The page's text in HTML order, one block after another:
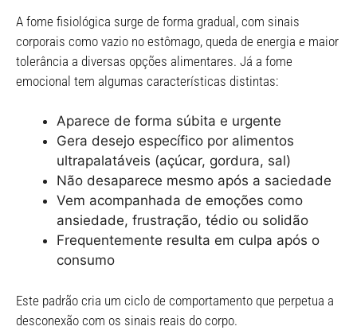
A fome fisiológica surge de forma gradual, com sinais
corporais como vazio no estômago, queda de energia e maior
tolerância a diversas opções alimentares. Já a fome
emocional tem algumas características distintas:
Aparece de forma súbita e urgente
Gera desejo específico por alimentos
ultrapalatáveis (açúcar, gordura, sal)
Não desaparece mesmo após a saciedade
Vem acompanhada de emoções como
ansiedade, frustração, tédio ou solidão
Frequentemente resulta em culpa após o
consumo
Este padrão cria um ciclo de comportamento que perpetua a
desconexão com os sinais reais do corpo.